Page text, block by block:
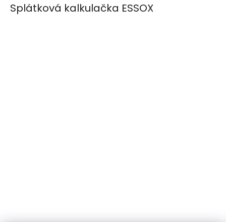
Splátková kalkulačka ESSOX